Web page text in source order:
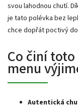
svou lahodnou chutí.
je tato polévka bez
chce dopřát poctivý
Co činí
menu
Autentická